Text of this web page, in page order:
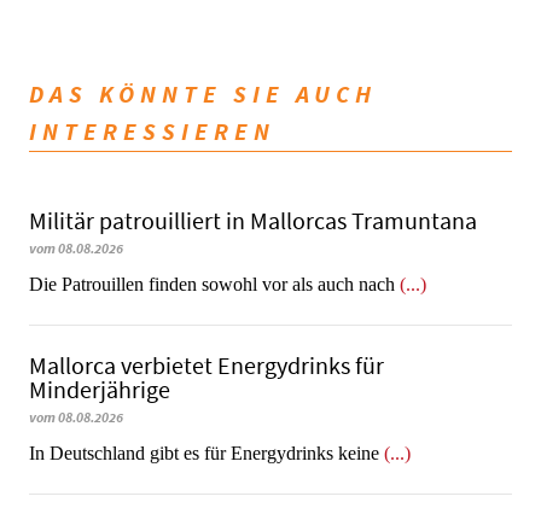
DAS KÖNNTE SIE AUCH
INTERESSIEREN
Militär patrouilliert in Mallorcas Tramuntana
vom 08.08.2026
Die Patrouillen finden sowohl vor als auch nach (...)
Mallorca verbietet Energydrinks für
Minderjährige
vom 08.08.2026
In Deutschland gibt es für Energydrinks keine (...)